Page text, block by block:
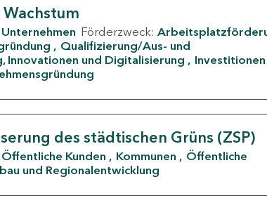
Unternehmen Förderzweck:
Qualifizierung/Aus- und
Innovationen und Digitalisierung
Investitionen
des städtischen Grüns (ZSP)
Öffentliche Kunden Kommunen
Öffentliche
und Regionalentwicklung